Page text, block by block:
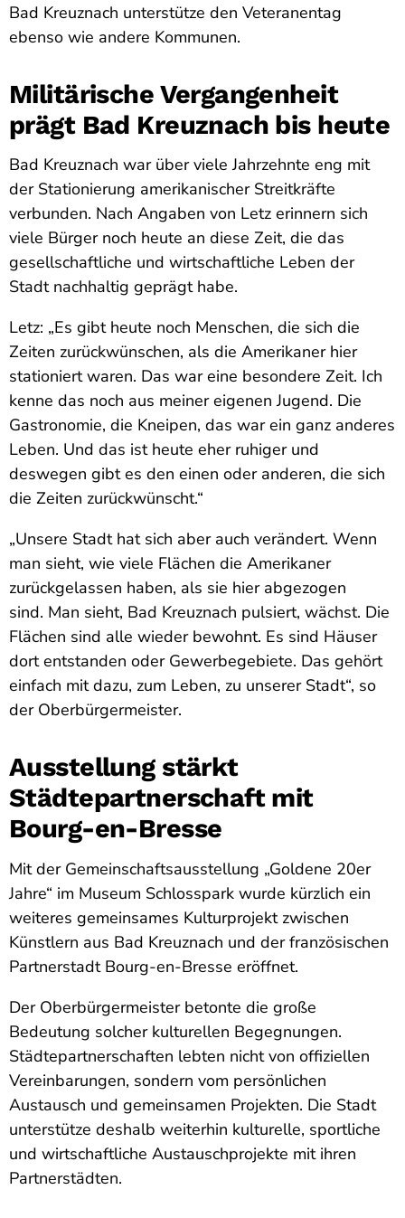
Bad Kreuznach unterstütze den Veteranentag
ebenso wie andere Kommunen.
Militärische Vergangenheit
prägt Bad Kreuznach bis heute
Bad Kreuznach war über viele Jahrzehnte eng mit
der Stationierung amerikanischer Streitkräfte
verbunden. Nach Angaben von Letz erinnern sich
viele Bürger noch heute an diese Zeit, die das
gesellschaftliche und wirtschaftliche Leben der
Stadt nachhaltig geprägt habe.
Letz: „Es gibt heute noch Menschen, die sich die
Zeiten zurückwünschen, als die Amerikaner hier
stationiert waren. Das war eine besondere Zeit. Ich
kenne das noch aus meiner eigenen Jugend. Die
Gastronomie, die Kneipen, das war ein ganz anderes
Leben. Und das ist heute eher ruhiger und
deswegen gibt es den einen oder anderen, die sich
die Zeiten zurückwünscht.“
„Unsere Stadt hat sich aber auch verändert. Wenn
man sieht, wie viele Flächen die Amerikaner
zurückgelassen haben, als sie hier abgezogen
sind. Man sieht, Bad Kreuznach pulsiert, wächst. Die
Flächen sind alle wieder bewohnt. Es sind Häuser
dort entstanden oder Gewerbegebiete. Das gehört
einfach mit dazu, zum Leben, zu unserer Stadt“, so
der Oberbürgermeister.
Ausstellung stärkt
Städtepartnerschaft mit
Bourg-en-Bresse
Mit der Gemeinschaftsausstellung „Goldene 20er
Jahre“ im Museum Schlosspark wurde kürzlich ein
weiteres gemeinsames Kulturprojekt zwischen
Künstlern aus Bad Kreuznach und der französischen
Partnerstadt Bourg-en-Bresse eröffnet.
Der Oberbürgermeister betonte die große
Bedeutung solcher kulturellen Begegnungen.
Städtepartnerschaften lebten nicht von offiziellen
Vereinbarungen, sondern vom persönlichen
Austausch und gemeinsamen Projekten. Die Stadt
unterstütze deshalb weiterhin kulturelle, sportliche
und wirtschaftliche Austauschprojekte mit ihren
Partnerstädten.